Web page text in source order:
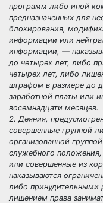
программ либо иной
предназначенных для
блокирования,
информации или
информации, —
до четырех лет, либо
четырех лет, либо
штрафом в размере до
заработной платы или
восемнадцати месяцев.
2. Деяния,
совершенные группой
организованной
служебного
или совершенные из
наказываются
либо принудительными
лишением права